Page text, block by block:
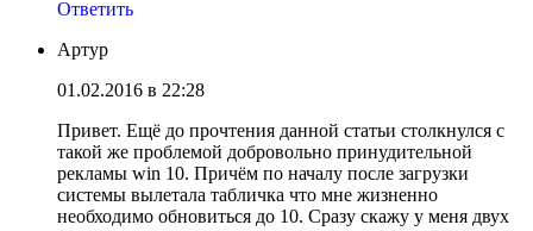
Ответить
Артур
01.02.2016 в 22:28
Привет. Ещё до прочтения данной статьи столкнулся с
такой же проблемой добровольно принудительной
рекламы win 10. Причём по началу после загрузки
системы вылетала табличка что мне жизненно
необходимо обновиться до 10. Сразу скажу у меня двух